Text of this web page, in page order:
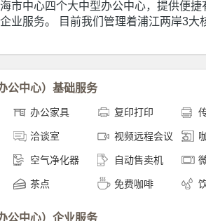
市中心四个大中型办公中心，提供便
业服务。 目前我们管理着浦江两岸3大
公中心）基础服务
办公家具 复印打印
洽谈室 视频远程会议
空气净化器 自动售卖机
茶点 免费咖啡
公中心）企业服务